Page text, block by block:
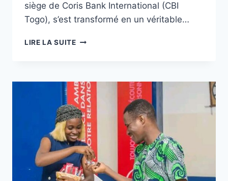
siège de Coris Bank International (CBI
Togo), s’est transformé en un véritable…
LIRE LA SUITEVILLAGE
BÉ
SOUZA
NÉTIMÉ
AUX
COULEURS
DE
CORIS
MONEY
LORS
DE